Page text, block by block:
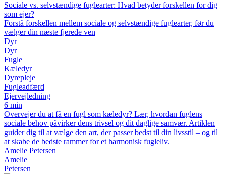
Sociale vs. selvstændige fuglearter: Hvad betyder forskellen for dig
som ejer?
Forstå forskellen mellem sociale og selvstændige fuglearter, før du
vælger din næste fjerede ven
Dyr
Dyr
Fugle
Kæledyr
Dyrepleje
Fugleadfærd
Ejervejledning
6 min
Overvejer du at få en fugl som kæledyr? Lær, hvordan fuglens
sociale behov påvirker dens trivsel og dit daglige samvær. Artiklen
guider dig til at vælge den art, der passer bedst til din livsstil – og til
at skabe de bedste rammer for et harmonisk fugleliv.
Amelie Petersen
Amelie
Petersen